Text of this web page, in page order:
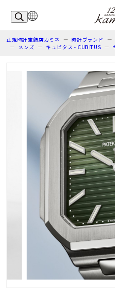
正規時計宝飾店カミネ 時計ブランド
メンズ
キュビタス - CUBITUS